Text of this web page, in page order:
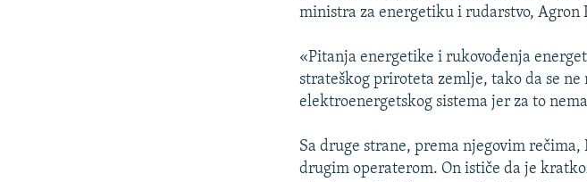
ministra za energetiku i rudarstvo, Agron
«Pitanja energetike i rukovođenja
strateškog priroteta zemlje, tako da se
elektroenergetskog sistema jer za to
Sa druge strane, prema njegovim
drugim operaterom. On ističe da je